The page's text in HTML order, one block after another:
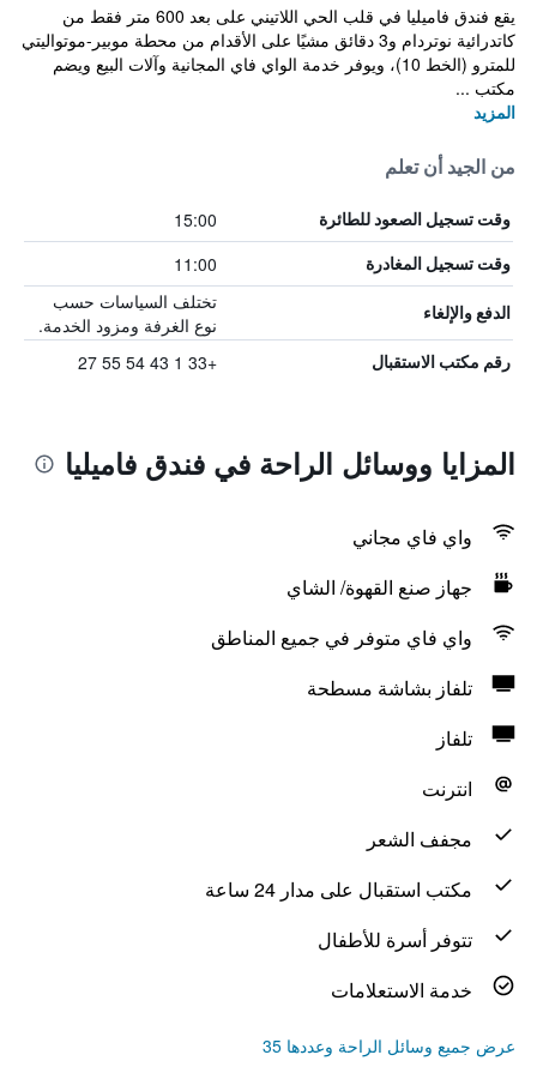
يقع فندق فاميليا في قلب الحي اللاتيني على بعد 600 متر فقط من
كاتدرائية نوتردام و3 دقائق مشيًا على الأقدام من محطة موبير-موتواليتي
للمترو (الخط 10)، ويوفر خدمة الواي فاي المجانية وآلات البيع ويضم
مكتب ...
المزيد
من الجيد أن تعلم
وقت تسجيل الصعود للطائرة 15:00
وقت تسجيل المغادرة 11:00
الدفع والإلغاء
تختلف السياسات حسب
نوع الغرفة ومزود الخدمة.
رقم مكتب الاستقبال +33 1 43 54 55 27
المزايا ووسائل الراحة في فندق فاميليا
واي فاي مجاني
جهاز صنع القهوة/ الشاي
واي فاي متوفر في جميع المناطق
تلفاز بشاشة مسطحة
تلفاز
انترنت
مجفف الشعر
مكتب استقبال على مدار 24 ساعة
تتوفر أسرة للأطفال
خدمة الاستعلامات
عرض جميع وسائل الراحة وعددها 35